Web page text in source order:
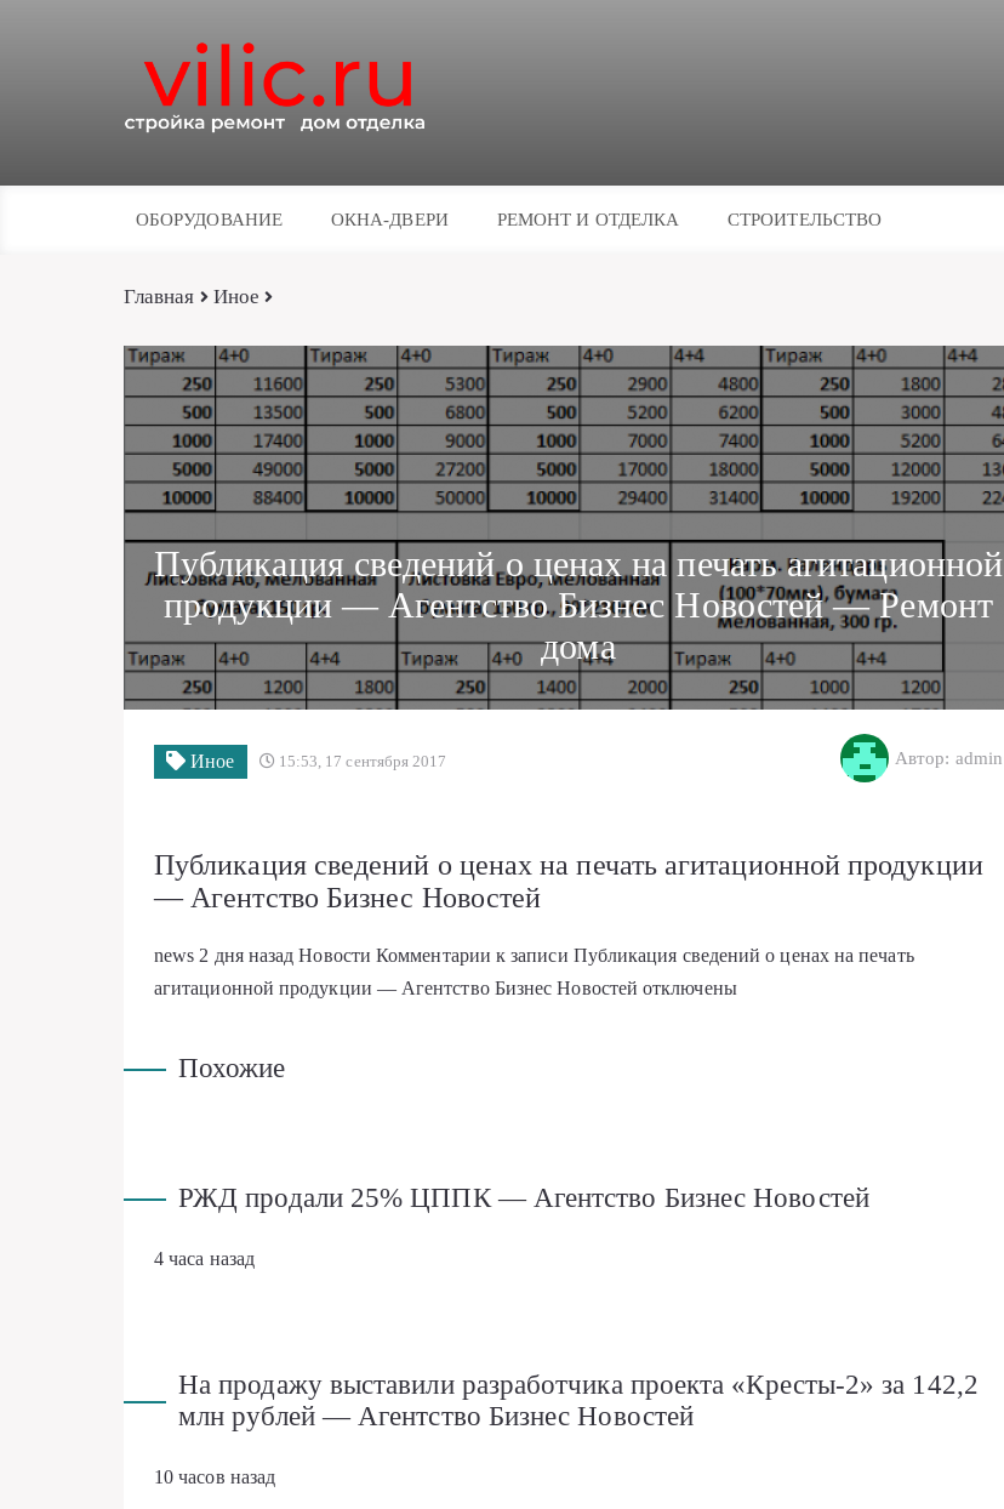
ОБОРУДОВАНИЕ ОКНА-ДВЕРИ РЕМОНТ И ОТДЕЛКА СТРОИТЕЛЬСТВО
Главная Иное
Публикация сведений о ценах на печать агитационной
продукции — Агентство Бизнес Новостей — Ремонт
дома
Иное 15:53, 17 сентября 2017 Автор: admin
Публикация сведений о ценах на печать агитационной продукции
— Агентство Бизнес Новостей
news 2 дня назад Новости Комментариик записи Публикация сведений о ценах на печать
агитационной продукции — Агентство Бизнес Новостей отключены
Похожие
РЖД продали 25% ЦППК — Агентство Бизнес Новостей
4 часа назад
На продажу выставили разработчика проекта «Кресты-2» за 142,2
млн рублей — Агентство Бизнес Новостей
10 часов назад